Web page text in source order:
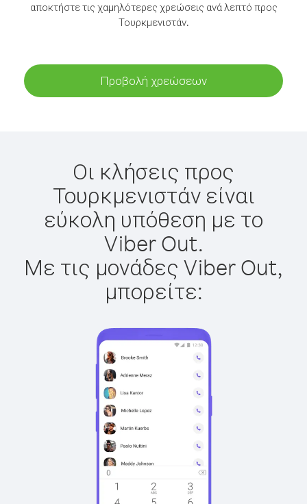
αποκτήστε τις χαμηλότερες χρεώσεις ανά λεπτό προς
Τουρκμενιστάν.
Προβολή χρεώσεων
Οι κλήσεις προς
Τουρκμενιστάν είναι
εύκολη υπόθεση με το
Viber Out.
Με τις μονάδες Viber Out,
μπορείτε: